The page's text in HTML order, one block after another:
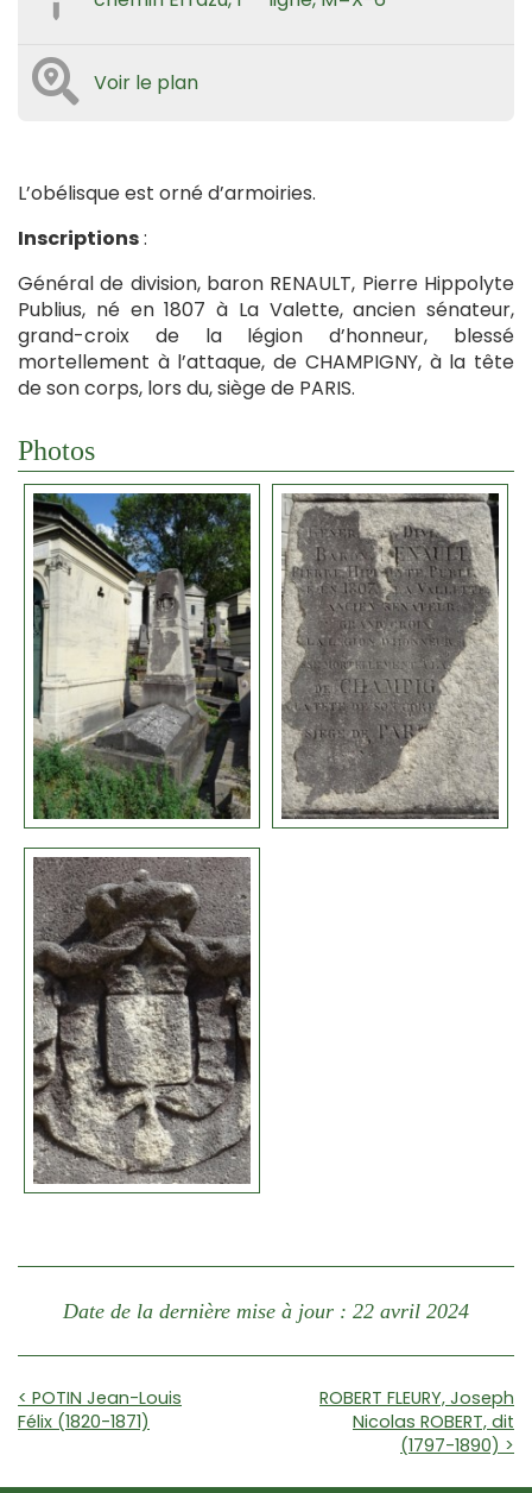
Voir le plan
L’obélisque est orné d’armoiries.
Inscriptions:
Général de division, baron RENAULT, Pierre Hippolyte
Publius, né en 1807 à La Valette, ancien sénateur,
grand-croix de la légion d’honneur, blessé
mortellement à l’attaque, de CHAMPIGNY, à la tête
de son corps, lors du, siège de PARIS.
Photos
Date de la dernière mise à jour : 22 avril 2024
< POTIN Jean-Louis
Félix (1820-1871)
ROBERT FLEURY, Joseph
Nicolas ROBERT, dit
(1797-1890) >